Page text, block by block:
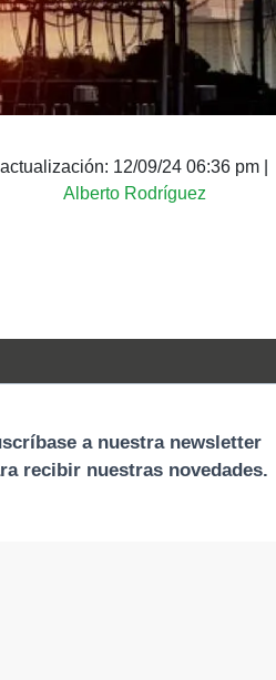
12/09/24 06:36 pm
Alberto Rodríguez